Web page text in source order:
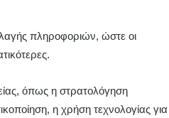
πληροφοριών, ώστε οι
όπως η στρατολόγηση
η χρήση τεχνολογίας για